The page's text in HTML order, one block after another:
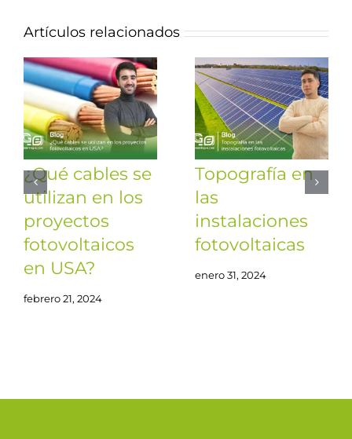
Artículos relacionados
¿Qué cables se
utilizan en los
proyectos
fotovoltaicos
en USA?
febrero 21, 2024
Topografía en
las
instalaciones
fotovoltaicas
enero 31, 2024